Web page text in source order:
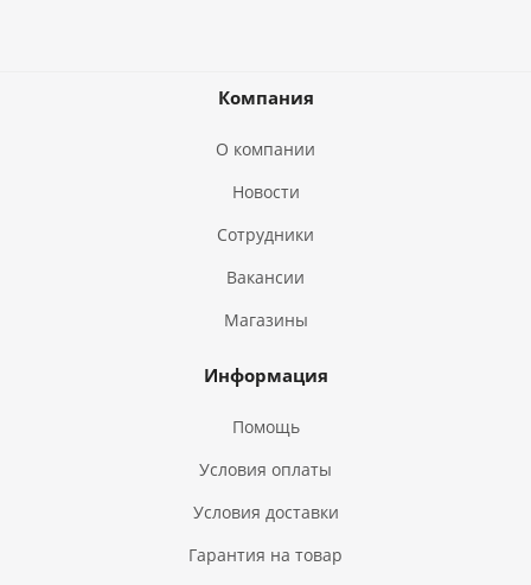
Компания
О компании
Новости
Сотрудники
Вакансии
Магазины
Информация
Помощь
Условия оплаты
Условия доставки
Гарантия на товар